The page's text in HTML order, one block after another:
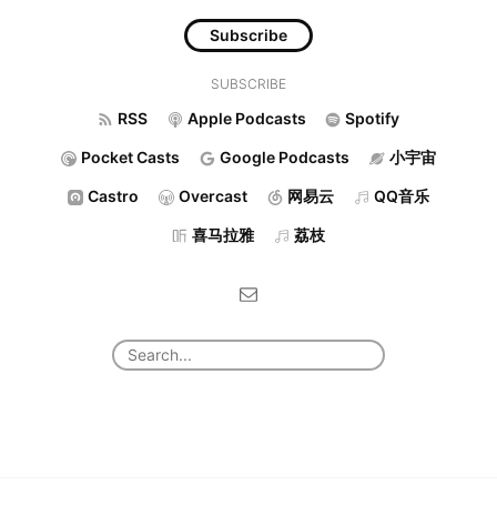
Subscribe
SUBSCRIBE
RSS Apple Podcasts Spotify
Pocket Casts Google Podcasts 小宇宙
Castro Overcast 网易云 QQ音乐
喜马拉雅 荔枝